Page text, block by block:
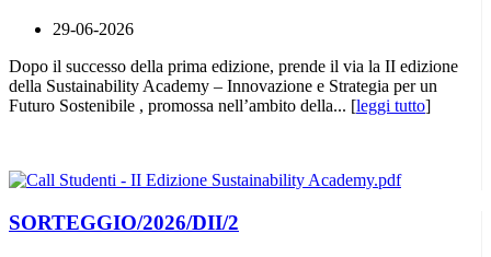
29-06-2026
Dopo il successo della prima edizione, prende il via la II edizione
della Sustainability Academy – Innovazione e Strategia per un
Futuro Sostenibile , promossa nell’ambito della... [leggi tutto]
SORTEGGIO/2026/DII/2